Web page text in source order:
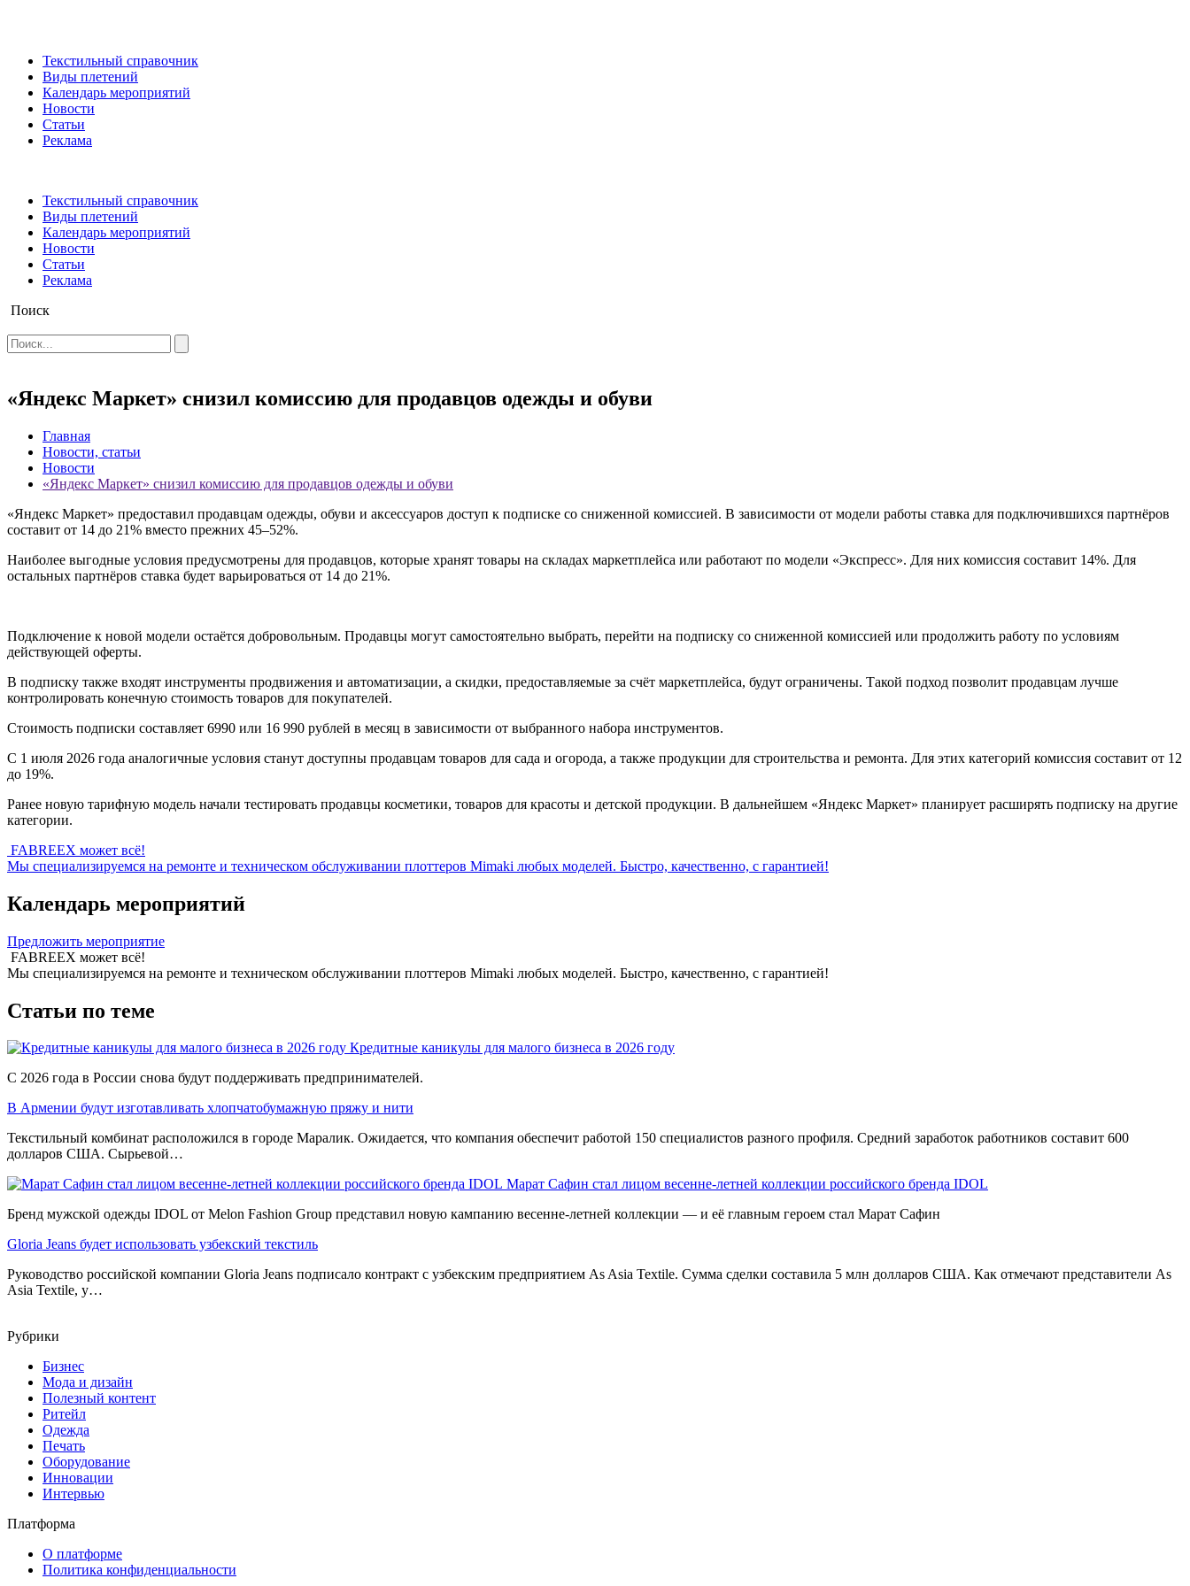
Текстильный справочник
Виды плетений
Календарь мероприятий
Новости
Статьи
Реклама
Текстильный справочник
Виды плетений
Календарь мероприятий
Новости
Статьи
Реклама
Поиск
«Яндекс Маркет» снизил комиссию для продавцов одежды и обуви
Главная
Новости, статьи
Новости
«Яндекс Маркет» снизил комиссию для продавцов одежды и обуви
«Яндекс Маркет» предоставил продавцам одежды, обуви и аксессуаров доступ к подписке со сниженной комиссией. В зависимости от модели работы ставка для подключившихся партнёров
составит от 14 до 21% вместо прежних 45–52%.
Наиболее выгодные условия предусмотрены для продавцов, которые хранят товары на складах маркетплейса или работают по модели «Экспресс». Для них комиссия составит 14%. Для
остальных партнёров ставка будет варьироваться от 14 до 21%.
Подключение к новой модели остаётся добровольным. Продавцы могут самостоятельно выбрать, перейти на подписку со сниженной комиссией или продолжить работу по условиям
действующей оферты.
В подписку также входят инструменты продвижения и автоматизации, а скидки, предоставляемые за счёт маркетплейса, будут ограничены. Такой подход позволит продавцам лучше
контролировать конечную стоимость товаров для покупателей.
Стоимость подписки составляет 6990 или 16 990 рублей в месяц в зависимости от выбранного набора инструментов.
С 1 июля 2026 года аналогичные условия станут доступны продавцам товаров для сада и огорода, а также продукции для строительства и ремонта. Для этих категорий комиссия составит от 12
до 19%.
Ранее новую тарифную модель начали тестировать продавцы косметики, товаров для красоты и детской продукции. В дальнейшем «Яндекс Маркет» планирует расширять подписку на другие
категории.
FABREEX может всё!
Мы специализируемся на ремонте и техническом обслуживании плоттеров Mimaki любых моделей. Быстро, качественно, с гарантией!
Календарь мероприятий
Предложить мероприятие
FABREEX может всё!
Мы специализируемся на ремонте и техническом обслуживании плоттеров Mimaki любых моделей. Быстро, качественно, с гарантией!
Статьи по теме
Кредитные каникулы для малого бизнеса в 2026 году
С 2026 года в России снова будут поддерживать предпринимателей.
В Армении будут изготавливать хлопчатобумажную пряжу и нити
Текстильный комбинат расположился в городе Маралик. Ожидается, что компания обеспечит работой 150 специалистов разного профиля. Средний заработок работников составит 600
долларов США. Сырьевой…
Марат Сафин стал лицом весенне-летней коллекции российского бренда IDOL
Бренд мужской одежды IDOL от Melon Fashion Group представил новую кампанию весенне-летней коллекции — и её главным героем стал Марат Сафин
Gloria Jeans будет использовать узбекский текстиль
Руководство российской компании Gloria Jeans подписало контракт с узбекским предприятием As Asia Textile. Сумма сделки составила 5 млн долларов США. Как отмечают представители As
Asia Textile, у…
Рубрики
Бизнес
Мода и дизайн
Полезный контент
Ритейл
Одежда
Печать
Оборудование
Инновации
Интервью
Платформа
О платформе
Политика конфиденциальности